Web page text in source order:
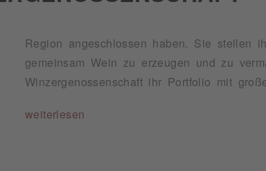
Region angeschlossen haben. Sie stellen
Winzergenossenschaft ihr Portfolio mit
weiterlesen